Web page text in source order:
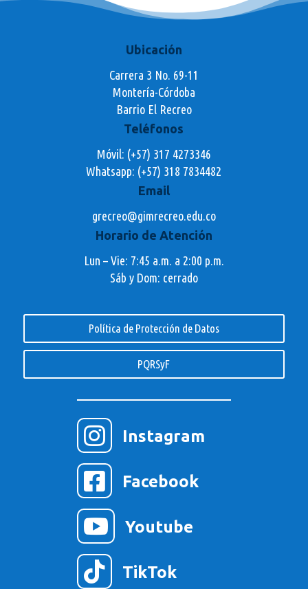
Ubicación
Carrera 3 No. 69-11
Montería-Córdoba
Barrio El Recreo
Teléfonos
Móvil: (+57) 317 4273346
Whatsapp: (+57) 318 7834482
Email
grecreo@gimrecreo.edu.co
Horario de Atención
Lun – Vie: 7:45 a.m. a 2:00 p.m.
Sáb y Dom: cerrado
Política de Protección de Datos
PQRSyF
 Instagram
 Facebook
 Youtube
 TikTok